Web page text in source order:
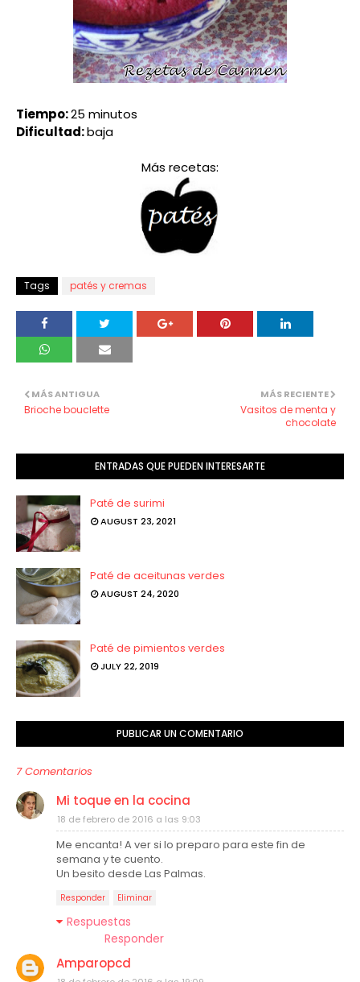
Tiempo:25 minutos
Dificultad:baja
Más recetas:
Tags patés y cremas
MÁS RECIENTE
Vasitos de menta y
chocolate
MÁS ANTIGUA
Brioche bouclette
ENTRADAS QUE PUEDEN INTERESARTE
Paté de surimi
AUGUST 23, 2021
Paté de aceitunas verdes
AUGUST 24, 2020
Paté de pimientos verdes
JULY 22, 2019
PUBLICAR UN COMENTARIO
7 Comentarios
Mi toque en la cocina
18 de febrero de 2016 a las 9:03
Me encanta! A ver si lo preparo para este fin de
semana y te cuento.
Un besito desde Las Palmas.
Responder Eliminar
Respuestas
Responder
Amparopcd